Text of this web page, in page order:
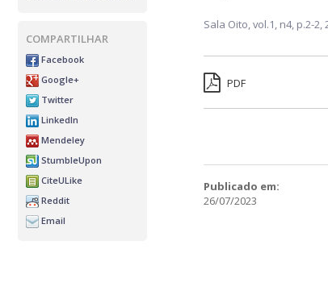
COMPARTILHAR
Facebook
Google+
Twitter
LinkedIn
Mendeley
StumbleUpon
CiteULike
Reddit
Email
Sala Oito,vol.1, n4, p.2-2,
PDF
Publicado em:
26/07/2023